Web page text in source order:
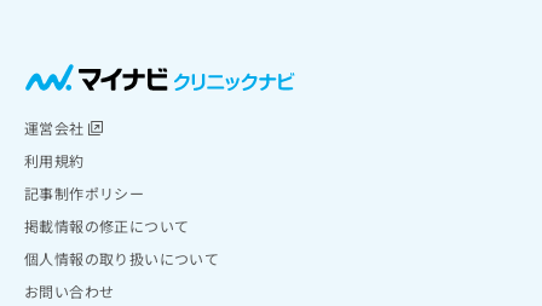
運営会社
利用規約
記事制作ポリシー
掲載情報の修正について
個人情報の取り扱いについて
お問い合わせ